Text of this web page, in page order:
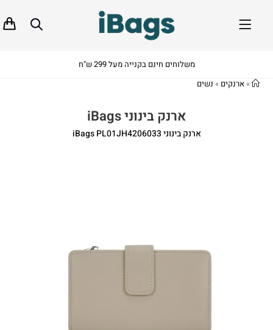
משלוחים חינם בקנייה מעל 299 ש"ח
»ארנקים » נשים
ארנק בינוני iBags
ארנק בינוני iBags PL01JH4206033